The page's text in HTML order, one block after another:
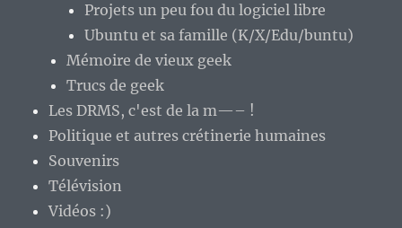
Projets un peu fou du logiciel libre
Ubuntu et sa famille (K/X/Edu/buntu)
Mémoire de vieux geek
Trucs de geek
Les DRMS, c'est de la m—– !
Politique et autres crétinerie humaines
Souvenirs
Télévision
Vidéos :)